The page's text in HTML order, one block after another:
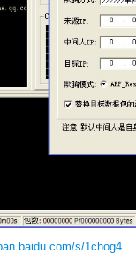
s/1chog4